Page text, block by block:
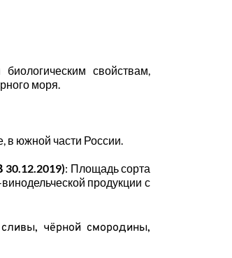
свойствам,
моря.
в южной части России.
: Площадь сорта
продукции с
чёрной смородины,